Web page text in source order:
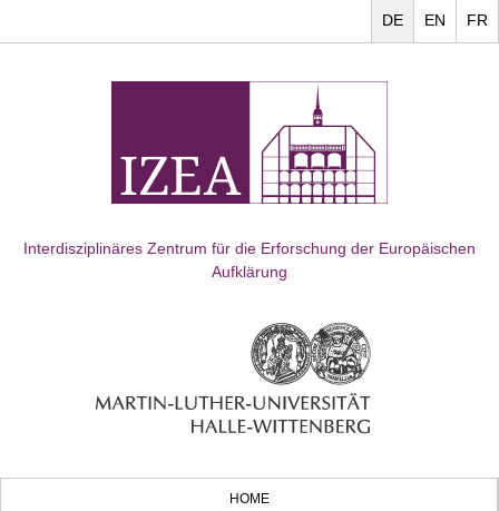
FR
EN
DE
Interdisziplinäres Zentrum für die Erforschung der Europäischen
Aufklärung
HOME